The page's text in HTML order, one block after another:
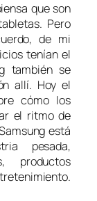
que son
Pero
de mi
tenían el
también se
allí. Hoy el
cómo los
el ritmo de
está
pesada,
productos